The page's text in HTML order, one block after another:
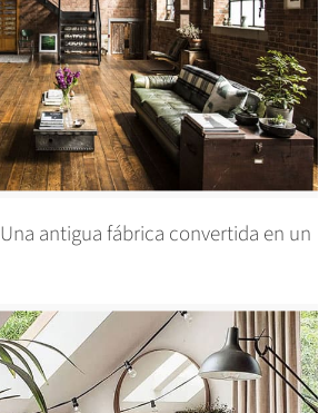
Una antigua fábrica convertida en un